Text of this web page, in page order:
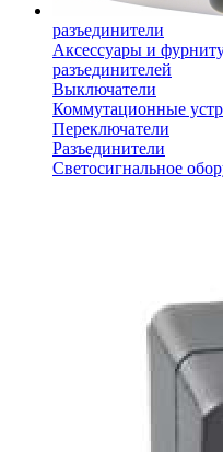
разъединители
Аксессуары и
разъединителей
Выключатели
Коммутационные
Переключатели
Разъединители
Светосигнальное